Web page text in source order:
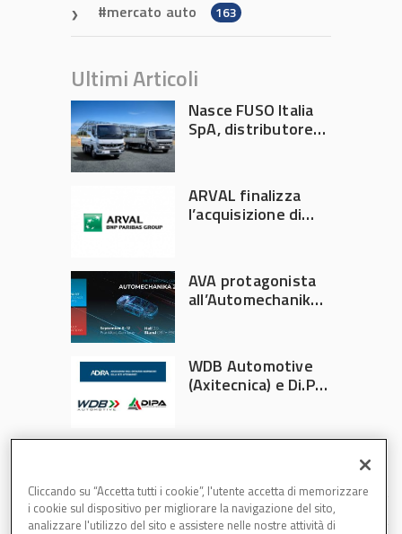
mercato auto 163
Ultimi Articoli
Nasce FUSO Italia
SpA, distributore
ARVAL finalizza
l’acquisizione di
AVA protagonista
all’Automechanika
WDB Automotive
(Axitecnica) e Di.Pa.
Cliccando su “Accetta tutti i cookie”, l'utente accetta di memorizzare
i cookie sul dispositivo per migliorare la navigazione del sito,
analizzare l'utilizzo del sito e assistere nelle nostre attività di